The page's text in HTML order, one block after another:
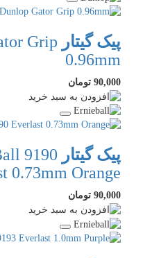
پیک گیتار 0.96mm Grip
0.96mm
90,000 تومان
پیک گیتار 0.73mm 9190
0.73mm Orange
90,000 تومان